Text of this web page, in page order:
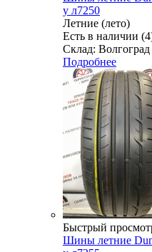
у л7250
Летние (лето)
Есть в наличии
Склад: Волгоград
Подробнее
Быстрый
Шины летние